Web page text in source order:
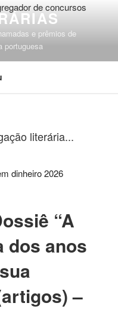
e prêmios de
portuguesa
literária...
“A
dos anos
–